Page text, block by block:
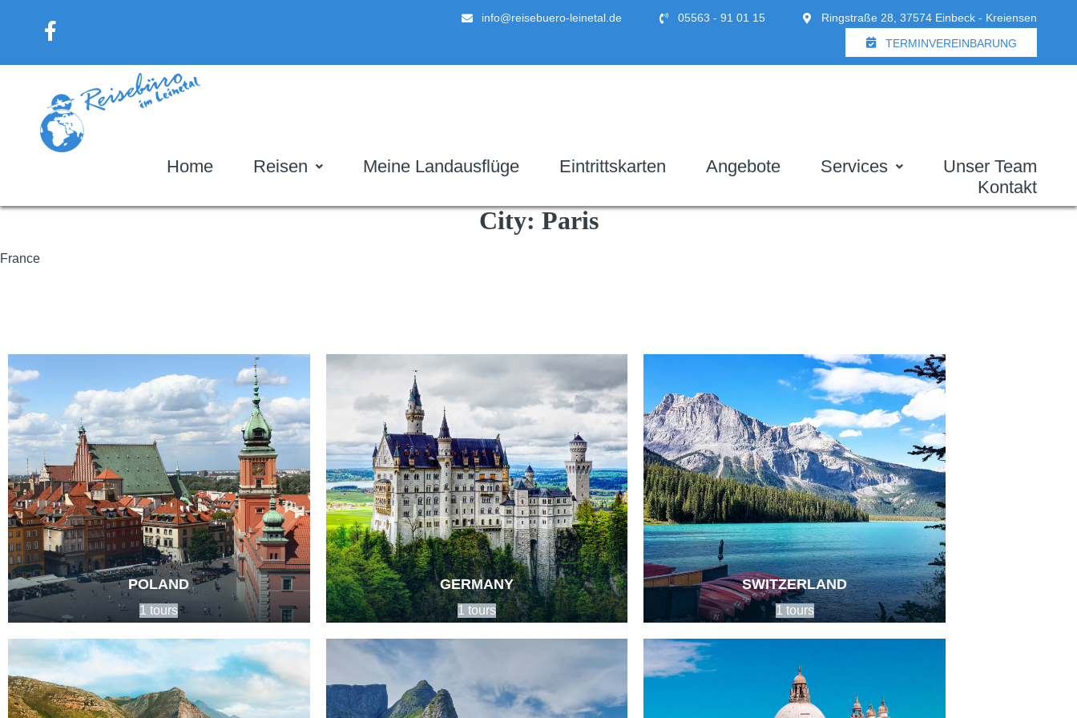
info@reisebuero-leinetal.de 05563 - 91 01 15
Ringstraße 28, 37574 Einbeck - Kreiensen
TERMINVEREINBARUNG
Home Reisen Meine Landausflüge Eintrittskarten Angebote Services
Unser Team
Kontakt
City: Paris
France
POLAND
1 tours
GERMANY
1 tours
SWITZERLAND
1 tours